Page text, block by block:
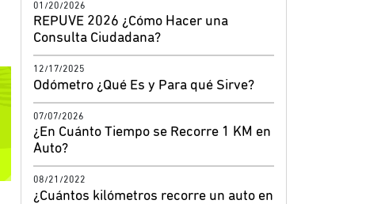
01/20/2026
REPUVE 2026 ¿Cómo Hacer una
Consulta Ciudadana?
12/17/2025
Odómetro ¿Qué Es y Para qué Sirve?
07/07/2026
¿En Cuánto Tiempo se Recorre 1 KM en
Auto?
08/21/2022
¿Cuántos kilómetros recorre un auto en